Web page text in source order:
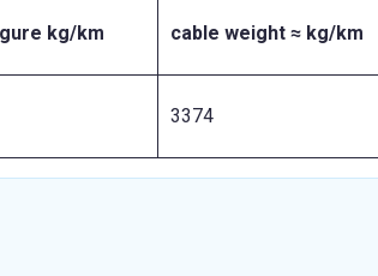
kg/km cable weight ≈ kg/km
3374